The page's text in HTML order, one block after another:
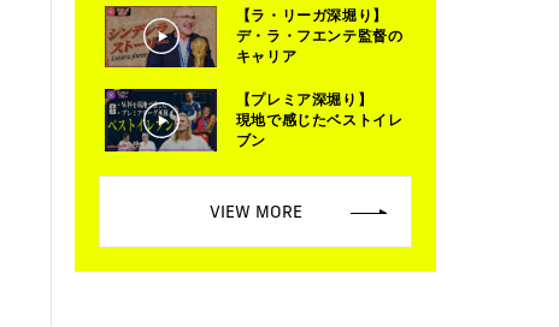
【ラ・リーガ深堀り】
デ・ラ・フエンテ監督の
キャリア
【プレミア深堀り】
現地で感じたベストイレ
ブン
VIEW MORE